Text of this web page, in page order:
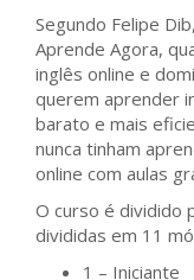
Segundo Felipe
Aprende Agora,
inglês online e
querem aprender
barato e mais
nunca tinham
online com aulas
O curso é dividido
divididas em 11
1 – Iniciante